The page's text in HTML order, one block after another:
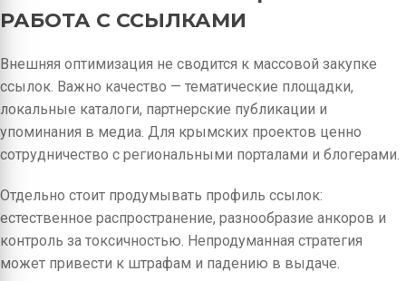
РАБОТА С ССЫЛКАМИ
Внешняя оптимизация не сводится к массовой закупке
ссылок. Важно качество — тематические площадки,
локальные каталоги, партнерские публикации и
упоминания в медиа. Для крымских проектов ценно
сотрудничество с региональными порталами и блогерами.
Отдельно стоит продумывать профиль ссылок:
естественное распространение, разнообразие анкоров и
контроль за токсичностью. Непродуманная стратегия
может привести к штрафам и падению в выдаче.